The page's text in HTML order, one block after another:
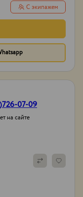
С экипажем
07-09
на сайте